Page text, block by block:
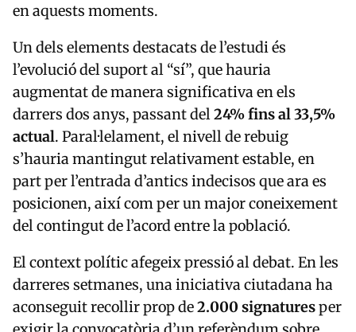
en aquests moments.
Un dels elements destacats de l’estudi és
l’evolució del suport al “sí”, que hauria
augmentat de manera significativa en els
darrers dos anys, passant del24% fins al 33,5%
actual. Paral·lelament, el nivell de rebuig
s’hauria mantingut relativament estable, en
part per l’entrada d’antics indecisos que ara es
posicionen, així com per un major coneixement
del contingut de l’acord entre la població.
El context polític afegeix pressió al debat. En les
darreres setmanes, una iniciativa ciutadana ha
aconseguit recollir prop de2.000 signaturesper